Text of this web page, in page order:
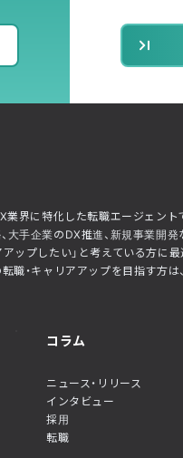
業界に特化した転職エージェン
手企業のDX推進、新規事業開発
ップしたい」と考えている方に
職・キャリアアップを目指す方
コラム
ニュース・リリース
インタビュー
採用
転職